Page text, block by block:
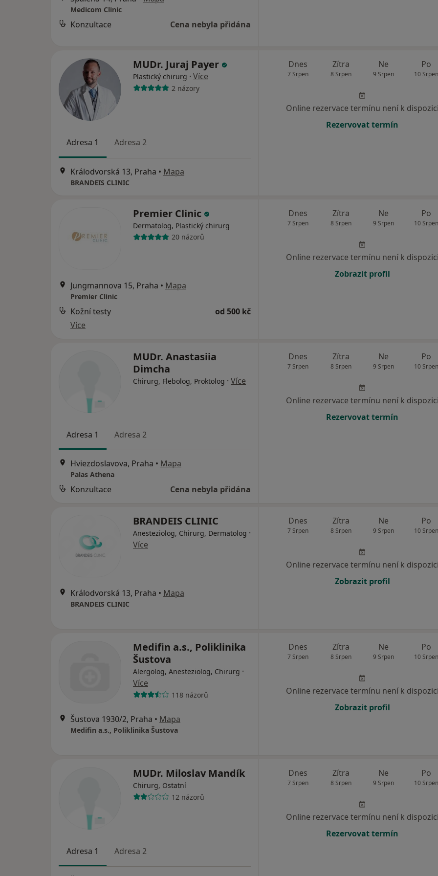
Medicom Clinic
Konzultace Cena nebyla přidána
MUDr. Juraj Payer
Plastický chirurg · Více
2 názory
Adresa 1 Adresa 2
Králodvorská 13, Praha • Mapa
BRANDEIS CLINIC
Dnes
7 Srpen
Zítra
8 Srpen
Ne
9 Srpen
Po
10 Srpen
Online rezervace termínu není k dispozici
Rezervovat termín
Premier Clinic
Dermatolog, Plastický chirurg
20 názorů
Jungmannova 15, Praha • Mapa
Premier Clinic
Kožní testy
od 500 kč
Více
Dnes
7 Srpen
Zítra
8 Srpen
Ne
9 Srpen
Po
10 Srpen
Online rezervace termínu není k dispozici
Zobrazit profil
MUDr. Anastasiia
Dimcha
Chirurg, Flebolog, Proktolog · Více
Adresa 1 Adresa 2
Hviezdoslavova, Praha • Mapa
Palas Athena
Konzultace Cena nebyla přidána
Dnes
7 Srpen
Zítra
8 Srpen
Ne
9 Srpen
Po
10 Srpen
Online rezervace termínu není k dispozici
Rezervovat termín
BRANDEIS CLINIC
Anesteziolog, Chirurg, Dermatolog ·
Více
Králodvorská 13, Praha • Mapa
BRANDEIS CLINIC
Dnes
7 Srpen
Zítra
8 Srpen
Ne
9 Srpen
Po
10 Srpen
Online rezervace termínu není k dispozici
Zobrazit profil
Medifin a.s., Poliklinika
Šustova
Alergolog, Anesteziolog, Chirurg ·
Více
118 názorů
Šustova 1930/2, Praha • Mapa
Medifin a.s., Poliklinika Šustova
Dnes
7 Srpen
Zítra
8 Srpen
Ne
9 Srpen
Po
10 Srpen
Online rezervace termínu není k dispozici
Zobrazit profil
MUDr. Miloslav Mandík
Chirurg, Ostatní
12 názorů
Adresa 1 Adresa 2
Dnes
7 Srpen
Zítra
8 Srpen
Ne
9 Srpen
Po
10 Srpen
Online rezervace termínu není k dispozici
Rezervovat termín